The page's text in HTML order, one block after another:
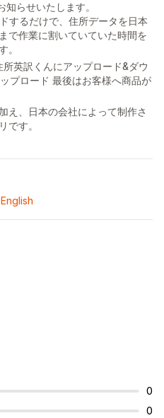
らせいたします。
するだけで、住所データを日本
で作業に割いていていた時間を
。
英訳くんにアップロード&ダウ
プロード 最後はお客様へ商品が
え、日本の会社によって制作さ
です。
0
0